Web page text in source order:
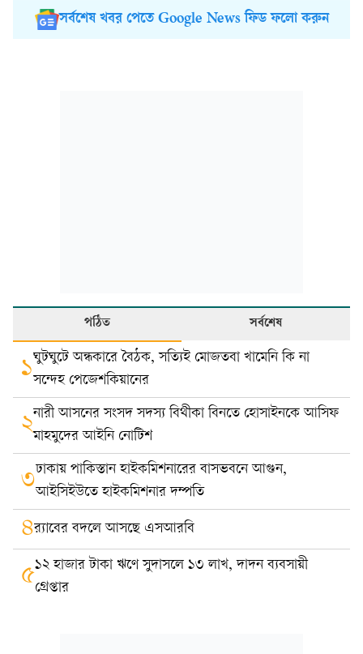
সর্বশেষ খবর পেতে Google News ফিড ফলো করুন
পঠিত সর্বশেষ
১ঘুটঘুটে অন্ধকারে বৈঠক, সত্যিই মোজতবা খামেনি কি না
সন্দেহ পেজেশকিয়ানের
২নারী আসনের সংসদ সদস্য বিথীকা বিনতে হোসাইনকে আসিফ
মাহমুদের আইনি নোটিশ
৩ঢাকায় পাকিস্তান হাইকমিশনারের বাসভবনে আগুন,
আইসিইউতে হাইকমিশনার দম্পতি
৪র‍্যাবের বদলে আসছে এসআরবি
৫১২ হাজার টাকা ঋণে সুদাসলে ১৩ লাখ, দাদন ব্যবসায়ী
গ্রেপ্তার